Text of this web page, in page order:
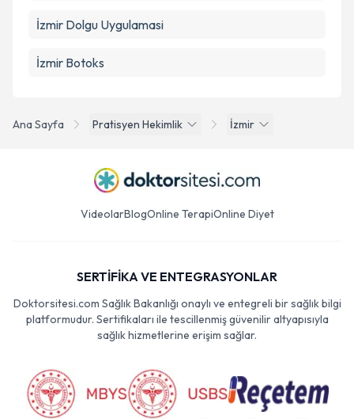
Ana Sayfa Pratisyen Hekimlik İzmir
İzmir Dolgu Uygulamasi
İzmir Botoks
VideolarBlogOnline TerapiOnline Diyet
SERTİFİKA VE ENTEGRASYONLAR
Doktorsitesi.com Sağlık Bakanlığı onaylı ve entegreli bir sağlık bilgi
platformudur. Sertifikaları ile tescillenmiş güvenilir altyapısıyla
sağlık hizmetlerine erişim sağlar.